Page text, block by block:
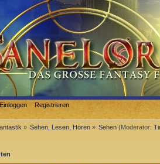
Einloggen Registrieren
» Sehen, Lesen, Hören » Sehen (Moderator: